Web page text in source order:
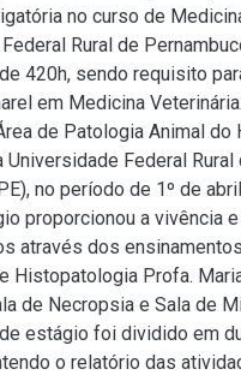
no curso de
Rural de
420h, sendo requisito
em Medicina
de Patologia Animal do
Universidade Federal Rural
no período de 1º de
proporcionou a vivência
através dos
Histopatologia Profa.
de Necropsia e Sala de
estágio foi dividido em
o relatório das